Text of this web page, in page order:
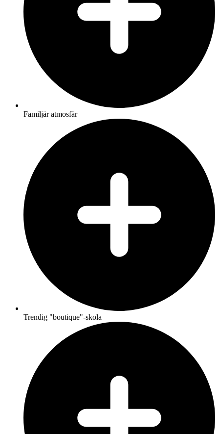
Familjär atmosfär
Trendig "boutique"-skola